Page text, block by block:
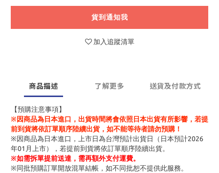
貨到通知我
加入追蹤清單
商品描述 了解更多 送貨及付款方式
【預購注意事項】
※因商品為日本進口，出貨時間將會依照日本出貨有所影響，若提
前到貨將依訂單順序陸續出貨，如不能等待者請勿預購！
※因商品為日本進口，上市日為台灣預計出貨日（日本預計2026
年01月上市），若提前到貨將依訂單順序陸續出貨。
※如需拆單提前送達，需再額外支付運費。
※同批預購訂單開放混單結帳，如不同批恕不提供此服務。